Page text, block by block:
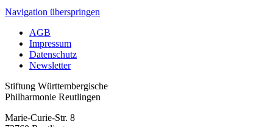
Navigation überspringen
AGB
Impressum
Datenschutz
Newsletter
Stiftung Württembergische
Philharmonie Reutlingen
Marie-Curie-Str. 8